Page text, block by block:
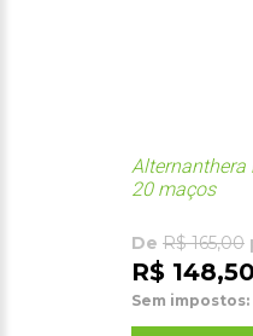
Alternanthera
20 maços
De R$ 165,00
R$
Sem impostos: